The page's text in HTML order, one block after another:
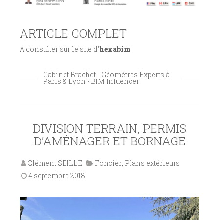
ARTICLE COMPLET
A consulter sur le site d’hexabim
Cabinet Brachet - Géomètres Experts à
Paris & Lyon - BIM Infuencer
DIVISION TERRAIN, PERMIS
D’AMÉNAGER ET BORNAGE
Clément SEILLE Foncier, Plans extérieurs
4 septembre 2018